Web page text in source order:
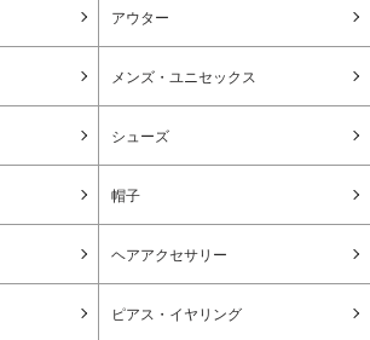
アウター
メンズ・ユニセックス
シューズ
帽子
ヘアアクセサリー
ピアス・イヤリング